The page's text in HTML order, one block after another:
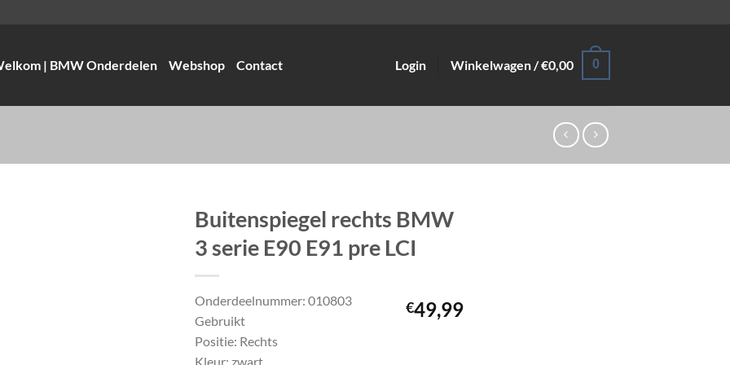
| BMW Onderdelen
Webshop Contact Login Winkelwagen /€0,00 0
Buitenspiegel rechts BMW
3 serie E90 E91 pre LCI
€49,99
Onderdeelnummer: 010803
Gebruikt
Positie: Rechts
Kleur: zwart